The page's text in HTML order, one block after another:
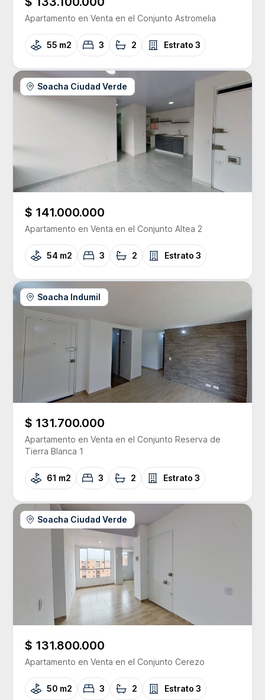
Apartamento en Venta en el Conjunto Astromelia
55 m2 3 2 Estrato 3
Soacha Ciudad Verde
$ 141.000.000
Apartamento en Venta en el Conjunto Altea 2
54 m2 3 2 Estrato 3
Soacha Indumil
$ 131.700.000
Apartamento en Venta en el Conjunto Reserva de
Tierra Blanca 1
61 m2 3 2 Estrato 3
Soacha Ciudad Verde
$ 131.800.000
Apartamento en Venta en el Conjunto Cerezo
50 m2 3 2 Estrato 3